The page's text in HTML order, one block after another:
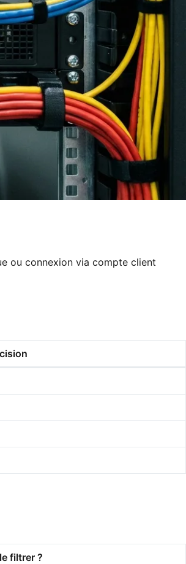
ou connexion via compte client
filtrer ?